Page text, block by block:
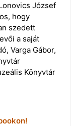
József
hogy
szedett
a saját
Varga Gábor,
Könyvtár